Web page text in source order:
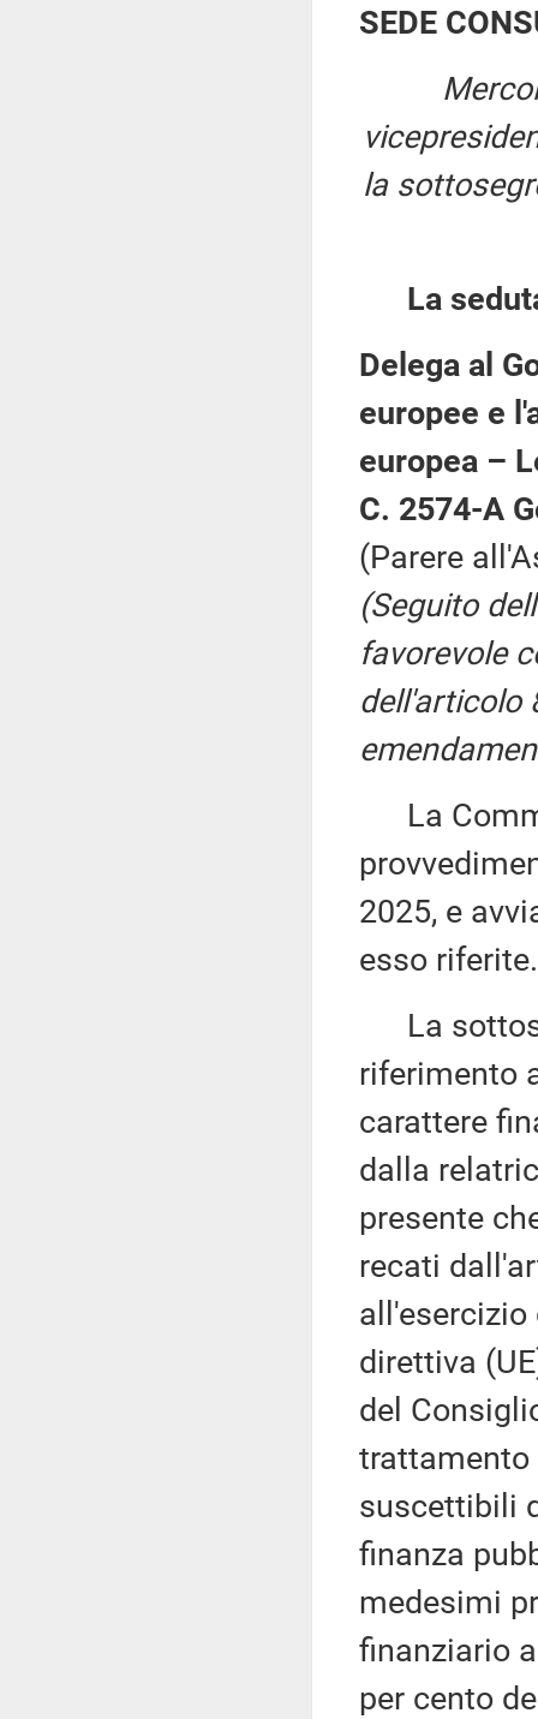
SEDE
la
La
Delega al
europee e
europea –
C. 2574-A
(Parere
(Seguito
favorevole
dell'articolo
La
2025, e
esso riferite.
La
riferimento
carattere
dalla
presente
recati
all'esercizio
direttiva
del
trattamento
suscettibili
finanza
medesimi
finanziario
per cento